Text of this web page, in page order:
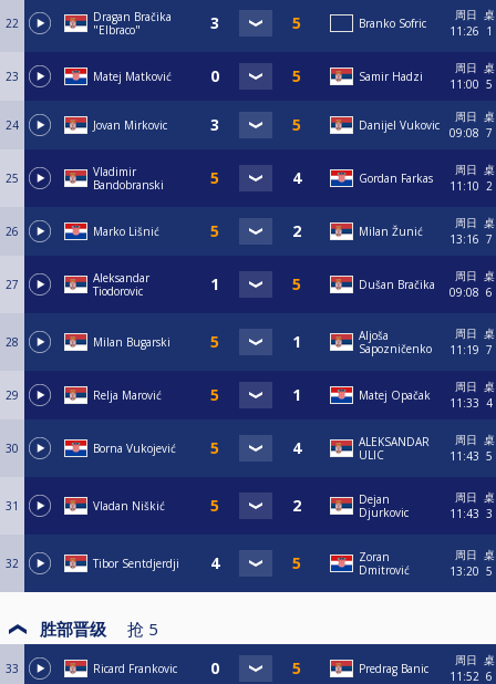
22
Dragan Bračika
"Elbraco"
Branko Sofric
周日
11:26
桌
1
23 Matej Matković Samir Hadzi
周日
11:00
桌
5
24 Jovan Mirkovic Danijel Vukovic
周日
09:08
桌
7
25
Vladimir
Bandobranski
Gordan Farkas
周日
11:10
桌
2
26 Marko Lišnić Milan Žunić
周日
13:16
桌
7
27
Aleksandar
Tiodorovic
Dušan Bračika
周日
09:08
桌
6
28 Milan Bugarski
Aljoša
Sapozničenko
周日
11:19
桌
7
29 Relja Marović Matej Opačak
周日
11:33
桌
4
30 Borna Vukojević
ALEKSANDAR
ULIC
周日
11:43
桌
5
31 Vladan Niškić
Dejan
Djurkovic
周日
11:43
桌
3
32 Tibor Sentdjerdji
Zoran
Dmitrović
周日
13:20
桌
5
胜部晋级 抢 5
33 Ricard Frankovic Predrag Banic
周日
11:52
桌
6